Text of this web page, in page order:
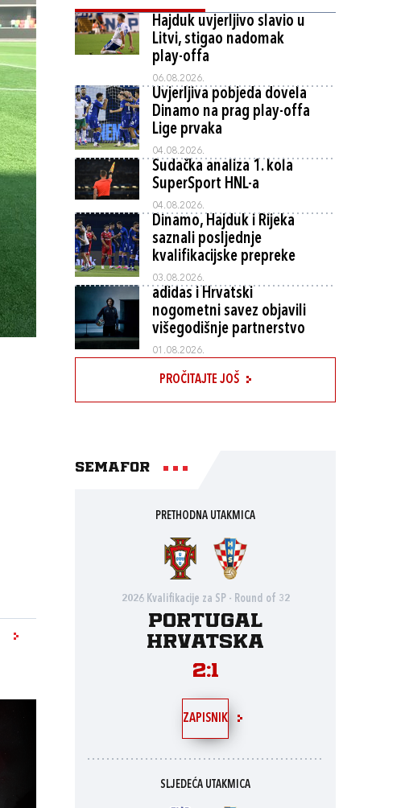
Hajduk uvjerljivo slavio u
Litvi, stigao nadomak
play-offa
06.08.2026.
Uvjerljiva pobjeda dovela
Dinamo na prag play-offa
Lige prvaka
04.08.2026.
Sudačka analiza 1. kola
SuperSport HNL-a
04.08.2026.
Dinamo, Hajduk i Rijeka
saznali posljednje
kvalifikacijske prepreke
03.08.2026.
adidas i Hrvatski
nogometni savez objavili
višegodišnje partnerstvo
01.08.2026.
PROČITAJTE JOŠ
Semafor
PRETHODNA UTAKMICA
2026 Kvalifikacije za SP - Round of 32
Portugal
Hrvatska
2:1
ZAPISNIK
SLJEDEĆA UTAKMICA